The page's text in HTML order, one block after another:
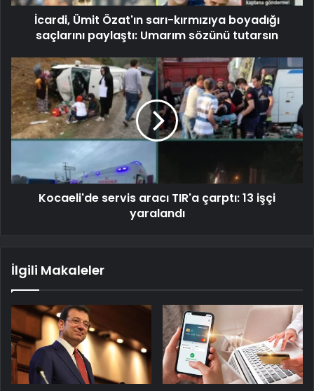
İcardi, Ümit Özat'ın sarı-kırmızıya boyadığı
saçlarını paylaştı: Umarım sözünü tutarsın
Kocaeli'de servis aracı TIR'a çarptı: 13 işçi
yaralandı
İlgili Makaleler